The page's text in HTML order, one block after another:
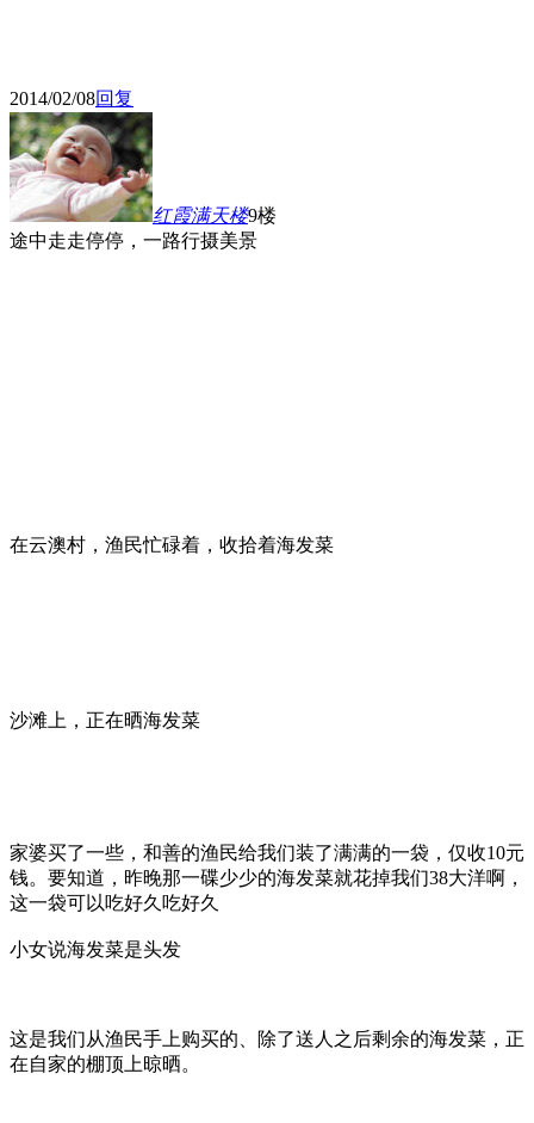
2014/02/08回复
红霞满天楼9楼
途中走走停停，一路行摄美景
在云澳村，渔民忙碌着，收拾着海发菜
沙滩上，正在晒海发菜
家婆买了一些，和善的渔民给我们装了满满的一袋，仅收10元
钱。要知道，昨晚那一碟少少的海发菜就花掉我们38大洋啊，
这一袋可以吃好久吃好久
小女说海发菜是头发
这是我们从渔民手上购买的、除了送人之后剩余的海发菜，正
在自家的棚顶上晾晒。